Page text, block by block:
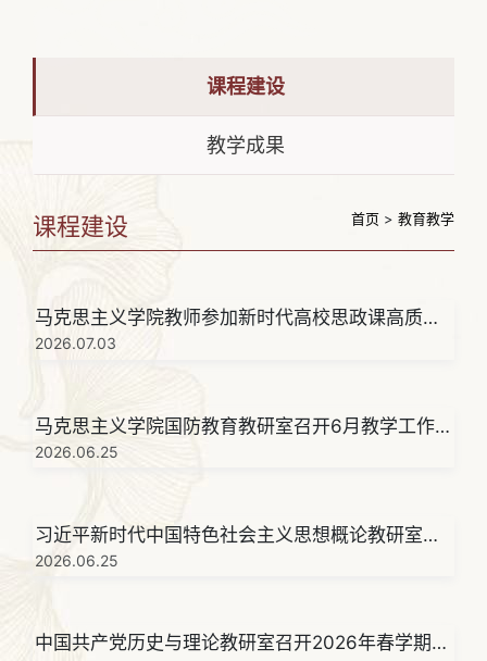
课程建设
教学成果
课程建设 首页 > 教育教学
马克思主义学院教师参加新时代高校思政课高质量
发展研讨会
2026.07.03
马克思主义学院国防教育教研室召开6月教学工作
研讨会
2026.06.25
习近平新时代中国特色社会主义思想概论教研室召
开2026年春季学期6月教学例会
2026.06.25
中国共产党历史与理论教研室召开2026年春学期6